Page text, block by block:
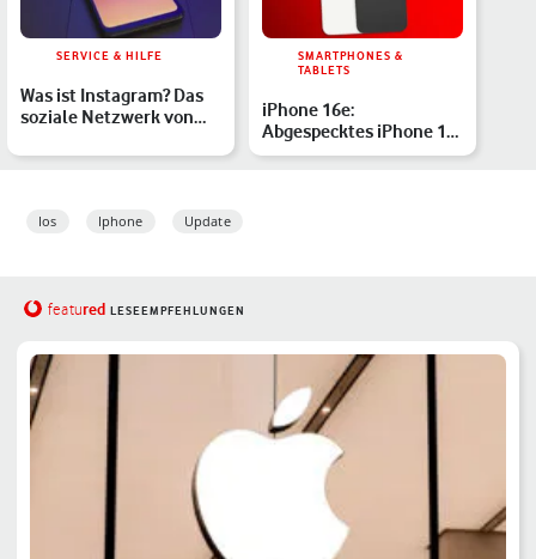
SERVICE & HILFE
Was ist Instagram? Das
soziale Netzwerk von
SMARTPHONES &
TABLETS
iPhone 16e:
Abgespecktes iPhone 16
mit KI-Support – alle
Ios Iphone Update
featured LESEEMPFEHLUNGEN